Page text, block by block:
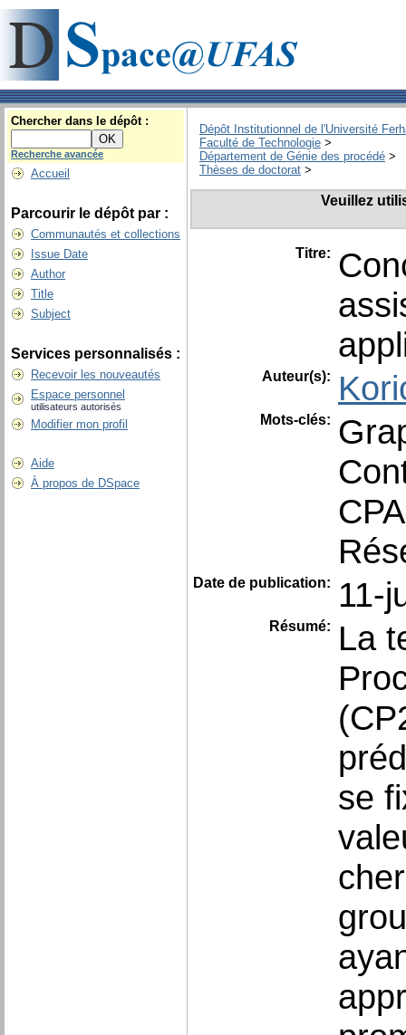
Chercher dans le dépôt :
Recherche avancée
Accueil
Parcourir le dépôt par :
Communautés et collections
Issue Date
Author
Title
Subject
Services personnalisés :
Recevoir les nouveautés
Espace personnel
utilisateurs autorisés
Modifier mon profil
Aide
À propos de DSpace
Dépôt Institutionnel de l'Université
Faculté de Technologie >
Département de Génie des procédé >
Thèses de doctorat >
Veuillez
Titre:
Auteur(s):
Mots-clés:
Date de publication: 11-
Résumé:
La
se